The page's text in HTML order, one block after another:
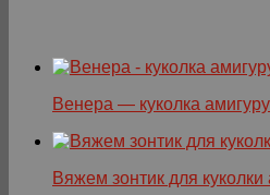
Венера — куколка
Вяжем зонтик для